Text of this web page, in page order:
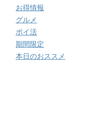
お得情報
グルメ
ポイ活
期間限定
本日のおススメ